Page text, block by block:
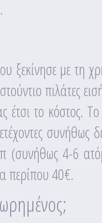
ξεκίνησε με τη
πιλάτες
έτσι το κόστος.
(συνήθως 4-6
περίπου 40€.